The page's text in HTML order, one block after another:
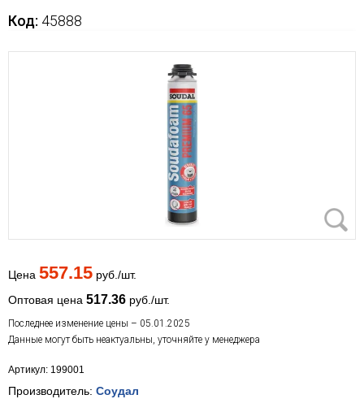
Код: 45888
Цена 557.15 руб./шт.
Оптовая цена 517.36 руб./шт.
Последнее изменение цены – 05.01.2025
Данные могут быть неактуальны, уточняйте у менеджера
Артикул: 199001
Производитель: Соудал